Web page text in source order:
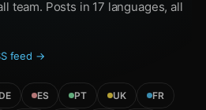
team. Posts in 17 languages, all
feed →
DE ES PT UK FR